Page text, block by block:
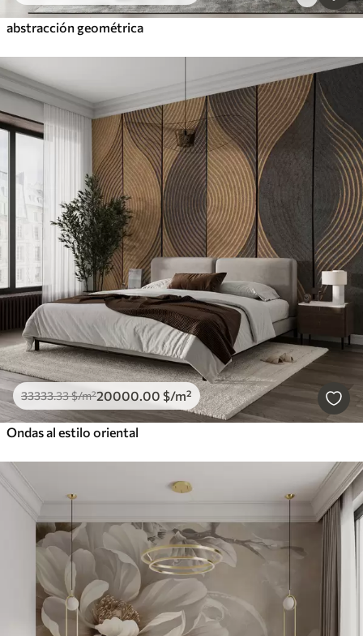
abstracción geométrica
33333.33$/m²20000.00 $/m²
Ondas al estilo oriental